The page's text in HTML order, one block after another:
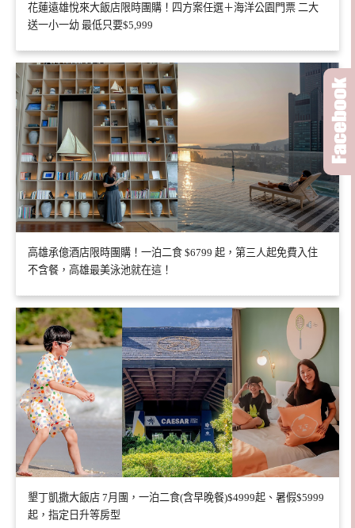
花蓮遠雄悅來大飯店限時團購！四方案任選＋海洋公園門票 二大
送一小一幼 最低只要$5,999
高雄承億酒店限時團購！一泊二食 $6799 起，第三人起免費入住
不含餐，高雄最美泳池就在這！
墾丁凱撒大飯店 7月團，一泊二食(含早晚餐)$4999起、暑假$5999
起，指定日升等房型